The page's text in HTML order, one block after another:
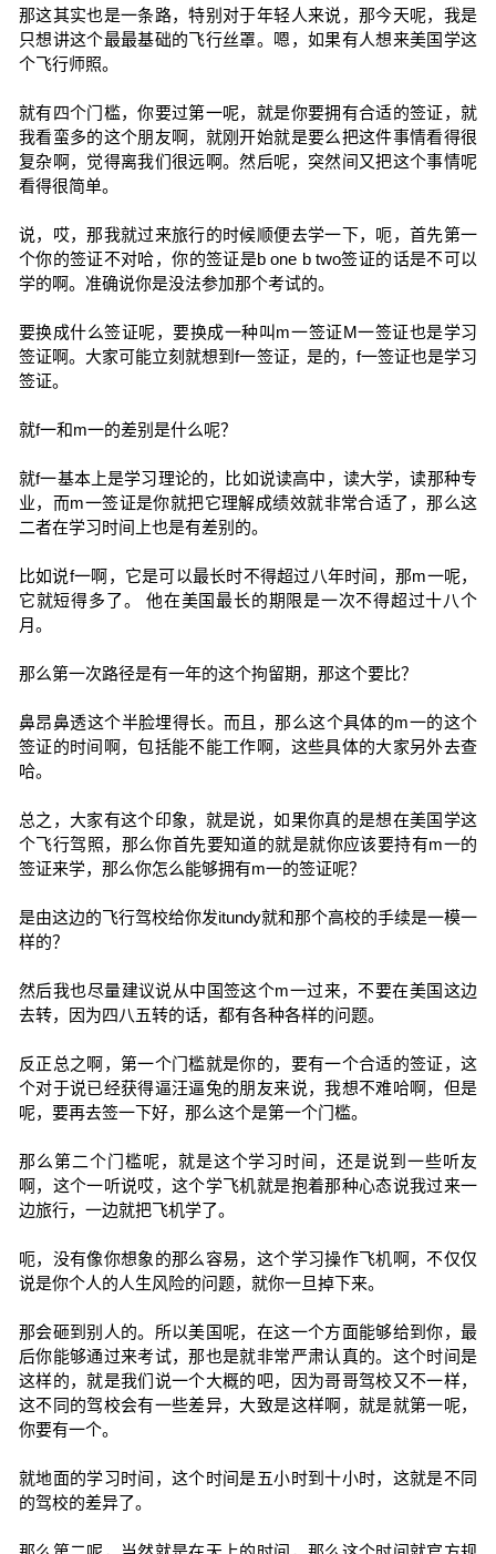
那这其实也是一条路，特别对于年轻人来说，那今天呢，我是
只想讲这个最最基础的飞行丝罩。嗯，如果有人想来美国学这
个飞行师照。
就有四个门槛，你要过第一呢，就是你要拥有合适的签证，就
我看蛮多的这个朋友啊，就刚开始就是要么把这件事情看得很
复杂啊，觉得离我们很远啊。然后呢，突然间又把这个事情呢
看得很简单。
说，哎，那我就过来旅行的时候顺便去学一下，呃，首先第一
个你的签证不对哈，你的签证是b one b two签证的话是不可以
学的啊。准确说你是没法参加那个考试的。
要换成什么签证呢，要换成一种叫m一签证M一签证也是学习
签证啊。大家可能立刻就想到f一签证，是的，f一签证也是学习
签证。
就f一和m一的差别是什么呢？
就f一基本上是学习理论的，比如说读高中，读大学，读那种专
业，而m一签证是你就把它理解成绩效就非常合适了，那么这
二者在学习时间上也是有差别的。
比如说f一啊，它是可以最长时不得超过八年时间，那m一呢，
它就短得多了。 他在美国最长的期限是一次不得超过十八个
月。
那么第一次路径是有一年的这个拘留期，那这个要比？
鼻昂鼻透这个半脸埋得长。而且，那么这个具体的m一的这个
签证的时间啊，包括能不能工作啊，这些具体的大家另外去查
哈。
总之，大家有这个印象，就是说，如果你真的是想在美国学这
个飞行驾照，那么你首先要知道的就是就你应该要持有m一的
签证来学，那么你怎么能够拥有m一的签证呢？
是由这边的飞行驾校给你发itundy就和那个高校的手续是一模一
样的？
然后我也尽量建议说从中国签这个m一过来，不要在美国这边
去转，因为四八五转的话，都有各种各样的问题。
反正总之啊，第一个门槛就是你的，要有一个合适的签证，这
个对于说已经获得逼汪逼兔的朋友来说，我想不难哈啊，但是
呢，要再去签一下好，那么这个是第一个门槛。
那么第二个门槛呢，就是这个学习时间，还是说到一些听友
啊，这个一听说哎，这个学飞机就是抱着那种心态说我过来一
边旅行，一边就把飞机学了。
呃，没有像你想象的那么容易，这个学习操作飞机啊，不仅仅
说是你个人的人生风险的问题，就你一旦掉下来。
那会砸到别人的。所以美国呢，在这一个方面能够给到你，最
后你能够通过来考试，那也是就非常严肃认真的。这个时间是
这样的，就是我们说一个大概的吧，因为哥哥驾校又不一样，
这不同的驾校会有一些差异，大致是这样啊，就是就第一呢，
你要有一个。
就地面的学习时间，这个时间是五小时到十小时，这就是不同
的驾校的差异了。